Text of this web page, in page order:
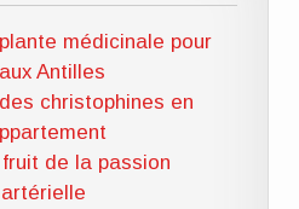
médicinale pour
Antilles
christophines en
de la passion